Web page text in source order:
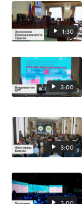
1:30
3:00
3:00
3:00